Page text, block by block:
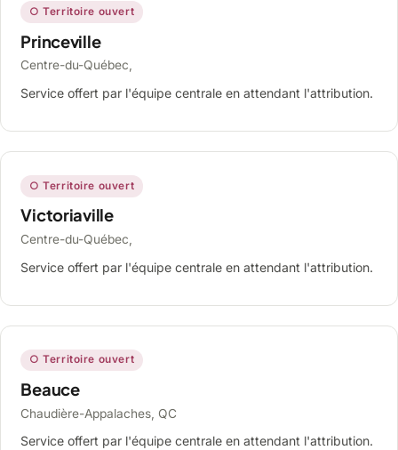
○ Territoire ouvert
Princeville
Centre-du-Québec,
Service offert par l'équipe centrale en attendant l'attribution.
○ Territoire ouvert
Victoriaville
Centre-du-Québec,
Service offert par l'équipe centrale en attendant l'attribution.
○ Territoire ouvert
Beauce
Chaudière-Appalaches, QC
Service offert par l'équipe centrale en attendant l'attribution.